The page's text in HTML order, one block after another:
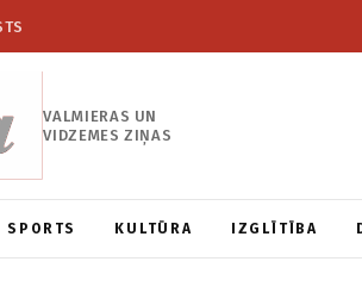
VALMIERAS UN
VIDZEMES ZIŅAS
SPORTS KULTŪRA IZGLĪTĪBA